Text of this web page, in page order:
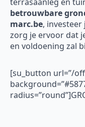
betrouwbare
marc.be,
zorg je ervoor dat
en voldoening zal
[su_button url=”/